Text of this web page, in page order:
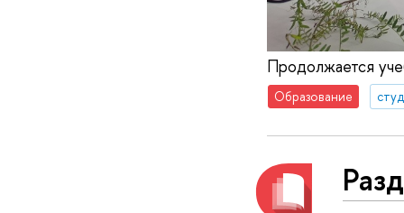
Продолжается
Образование